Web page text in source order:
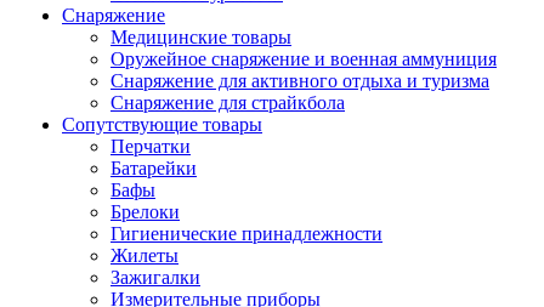
Снаряжение
Медицинские товары
Оружейное снаряжение и военная аммуниция
Снаряжение для активного отдыха и туризма
Снаряжение для страйкбола
Сопутствующие товары
Перчатки
Батарейки
Бафы
Брелоки
Гигиенические принадлежности
Жилеты
Зажигалки
Измерительные приборы